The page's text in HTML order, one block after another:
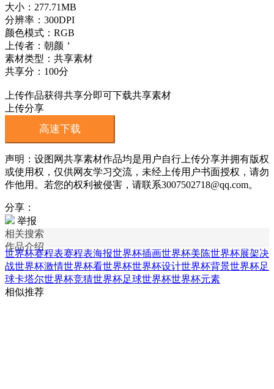
大小：277.71MB
分辨率：300DPI
颜色模式：RGB
上传者：朝颜＇
素材类型：共享素材
共享分：100分
上传作品获得共享分即可下载共享素材
上传分享
高速下载
声明：设图网共享素材作品均是用户自行上传分享并拥有版权
或使用权，仅供网友学习交流，未经上传用户书面授权，请勿
作他用。若您的权利被侵害，请联系3007502718@qq.com。
分享：
举报
相关搜索
作品介绍
世界杯赛程表赛程表海报世界杯插画世界杯美陈世界杯展架决
战世界杯激情世界杯看世界杯世界杯设计世界杯背景世界杯足
球卡塔尔世界杯竞猜世界杯足球世界杯世界杯元素
相似推荐